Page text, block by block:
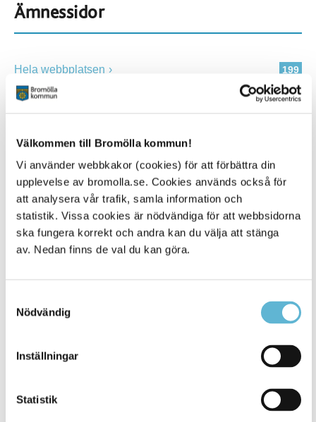
Välkommen till Bromölla kommun!
Vi använder webbkakor (cookies) för att förbättra din
upplevelse av bromolla.se. Cookies används också för
att analysera vår trafik, samla information och
statistik. Vissa cookies är nödvändiga för att webbsidorna
ska fungera korrekt och andra kan du välja att stänga
av. Nedan finns de val du kan göra.
Nödvändig
Inställningar
Statistik
Ämnessidor
199
Hela webbplatsen
Alla platser
KONTAKT
Besöksadress